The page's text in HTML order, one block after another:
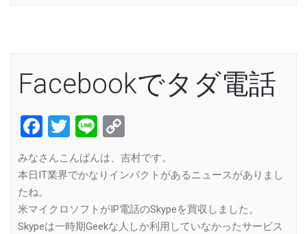
Facebookでタダ電話
Facebook
Twitter
Line
Link
みなさんこんばんは、吉村です。
本日IT業界でかなりインパクトがあるニュースがありまし
たね。
米マイクロソフトがIP電話のSkypeを買収しました。
Skypeは一時期Geekな人しか利用していなかったサービス